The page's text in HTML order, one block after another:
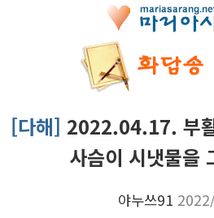
[다해] 2022.04.17. 부
사슴이 시냇물을
야누쓰91